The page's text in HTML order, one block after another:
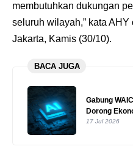
membutuhkan dukungan
seluruh wilayah,” kata
Jakarta, Kamis (30/10).
BACA JUGA
Gabung
Dorong
17 Jul 2026